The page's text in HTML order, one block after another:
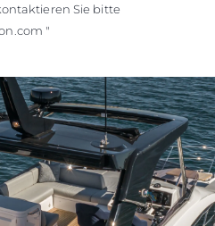
Sie bitte
"